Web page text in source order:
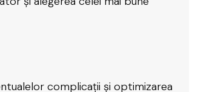
complicații și optimizarea